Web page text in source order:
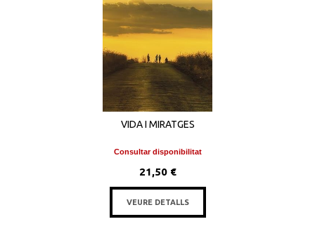
VIDA I MIRATGES
Consultar disponibilitat
21,50 €
VEURE DETALLS